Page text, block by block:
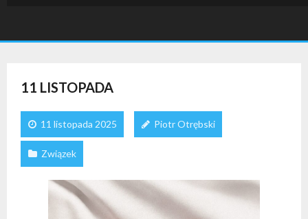
Do pobrania
11 LISTOPADA
11 listopada 2025 Piotr Otrębski
Związek